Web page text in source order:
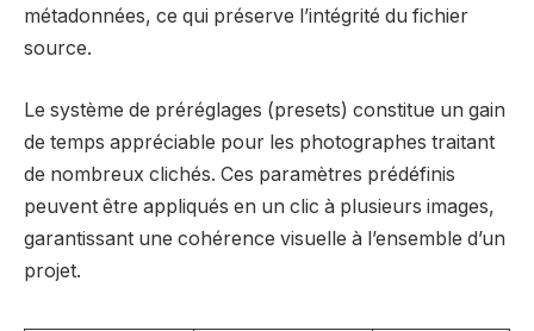
métadonnées, ce qui préserve l’intégrité du fichier
source.
Le système de préréglages (presets) constitue un gain
de temps appréciable pour les photographes traitant
de nombreux clichés. Ces paramètres prédéfinis
peuvent être appliqués en un clic à plusieurs images,
garantissant une cohérence visuelle à l’ensemble d’un
projet.